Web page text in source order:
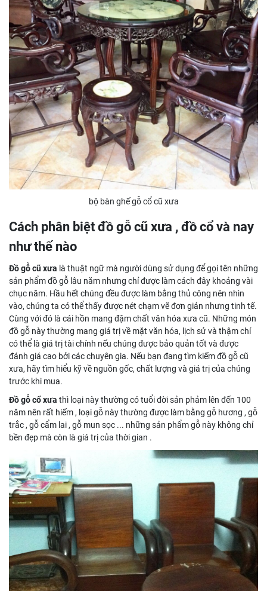
bộ bàn ghế gỗ cổ cũ xưa
Cách phân biệt đồ gỗ cũ xưa , đồ cổ và nay
như thế nào
Đồ gỗ cũ xưa là thuật ngữ mà người dùng sử dụng để gọi tên những
sản phẩm đồ gỗ lâu năm nhưng chỉ được làm cách đây khoảng vài
chục năm. Hầu hết chúng đều được làm bằng thủ công nên nhìn
vào, chúng ta có thể thấy được nét chạm vẽ đơn giản nhưng tinh tế.
Cùng với đó là cái hồn mang đậm chất văn hóa xưa cũ. Những món
đồ gỗ này thường mang giá trị về mặt văn hóa, lịch sử và thậm chí
có thể là giá trị tài chính nếu chúng được bảo quản tốt và được
đánh giá cao bởi các chuyên gia. Nếu bạn đang tìm kiếm đồ gỗ cũ
xưa, hãy tìm hiểu kỹ về nguồn gốc, chất lượng và giá trị của chúng
trước khi mua.
Đồ gỗ cổ xưa thì loại này thường có tuổi đời sản phảm lên đến 100
năm nên rất hiếm , loại gỗ này thường được làm bằng gỗ hương , gỗ
trắc , gỗ cẩm lai , gỗ mun sọc ... những sản phẩm gỗ này không chỉ
bền đẹp mà còn là giá trị của thời gian .